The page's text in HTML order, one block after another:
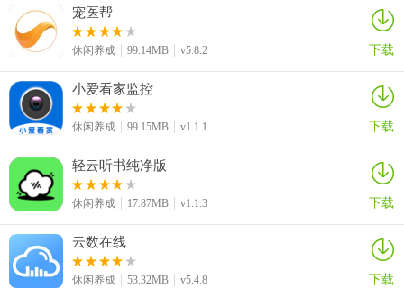
3、在弹出的选择习惯列表中，找到并点击每日运动项目。
宠医帮
休闲养成 99.14MB v5.8.2 下载
小爱看家监控
休闲养成 99.15MB v1.1.1 下载
轻云听书纯净版
休闲养成 17.87MB v1.1.3 下载
云数在线
休闲养成 53.32MB v5.4.8 下载